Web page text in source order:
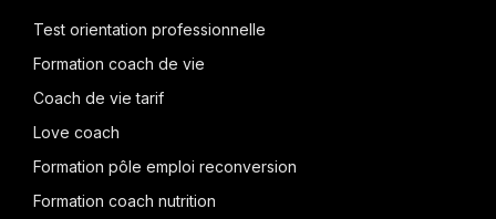
Test orientation professionnelle
Formation coach de vie
Coach de vie tarif
Love coach
Formation pôle emploi reconversion
Formation coach nutrition